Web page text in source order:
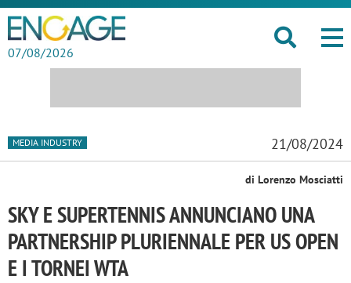
07/08/2026
MEDIA INDUSTRY 21/08/2024
di Lorenzo Mosciatti
SKY E SUPERTENNIS ANNUNCIANO UNA
PARTNERSHIP PLURIENNALE PER US OPEN
E I TORNEI WTA